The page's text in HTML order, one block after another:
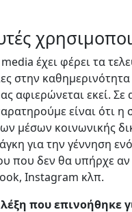
έχει φέρει τα
στην
αφιερώνεται εκεί. Σε
είναι ότι η
μέσων κοινωνικής
για την γέννηση
που δεν θα υπήρχε αν
Instagram κλπ.
που επινοήθηκε